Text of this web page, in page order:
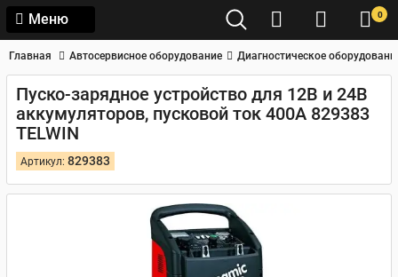
Меню 0
Главная Автосервисное оборудование Диагностическое
Пуско-зарядное устройство для 12В и 24В
аккумуляторов, пусковой ток 400А 829383
TELWIN
Артикул: 829383